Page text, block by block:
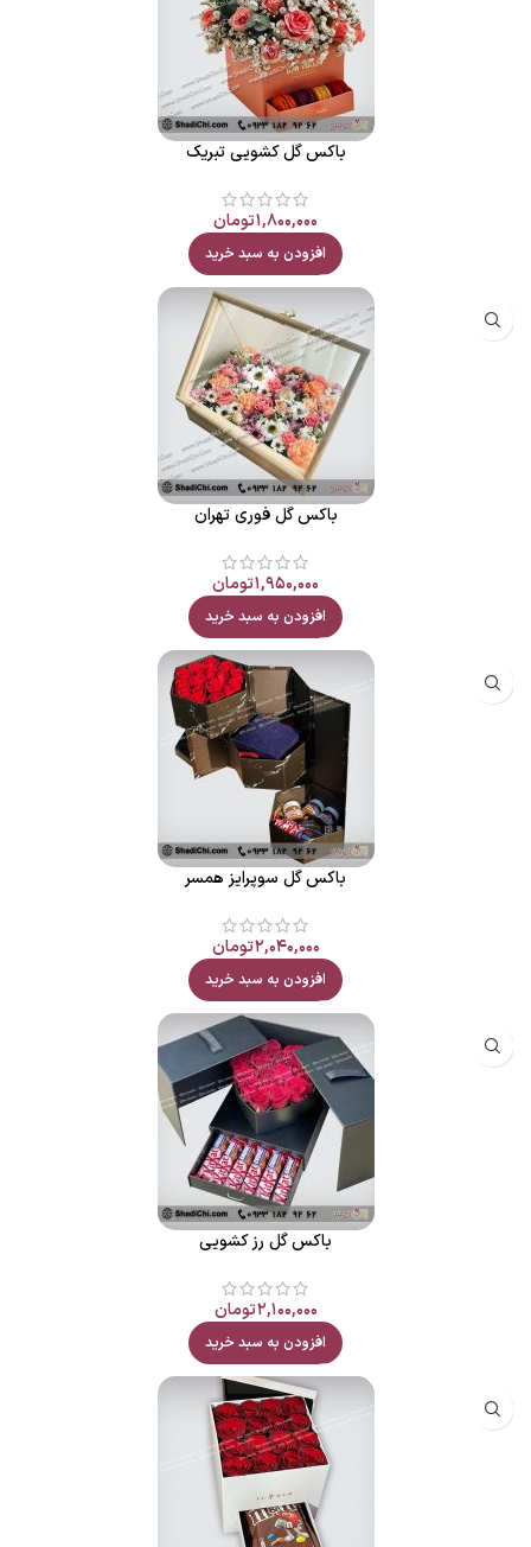
باکس گل کشویی تبریک
۱,۸۰۰,۰۰۰تومان
افزودن به سبد خرید
باکس گل فوری تهران
۱,۹۵۰,۰۰۰تومان
افزودن به سبد خرید
باکس گل سوپرایز همسر
۲,۰۴۰,۰۰۰تومان
افزودن به سبد خرید
باکس گل رز کشویی
۲,۱۰۰,۰۰۰تومان
افزودن به سبد خرید